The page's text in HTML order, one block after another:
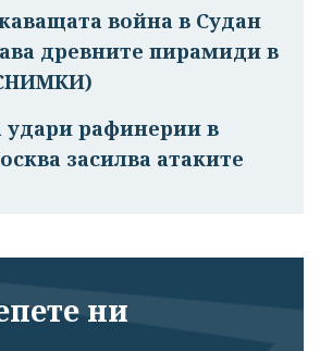
война в Судан
древните пирамиди в
удари рафинерии в
засилва атаките
ни